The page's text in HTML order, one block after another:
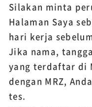
Silakan minta
Halaman Saya
hari kerja
Jika nama,
yang terdaftar di
dengan MRZ,
tes.